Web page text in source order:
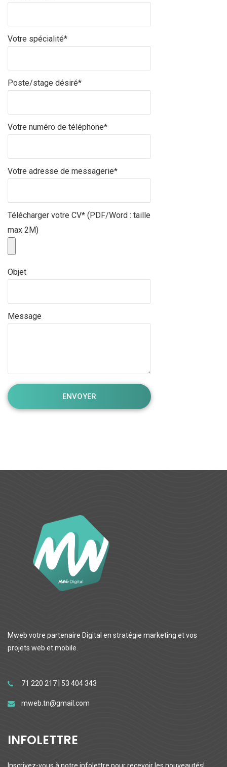
Votre spécialité*
Poste/stage désiré*
Votre numéro de téléphone*
Votre adresse de messagerie*
Télécharger votre CV* (PDF/Word : taille
max 2M)
Objet
Message
Mweb votre partenaire Digital en stratégie marketing et vos
projets web et mobile.
71 220 217 | 53 404 343
mweb.tn@gmail.com
INFOLETTRE